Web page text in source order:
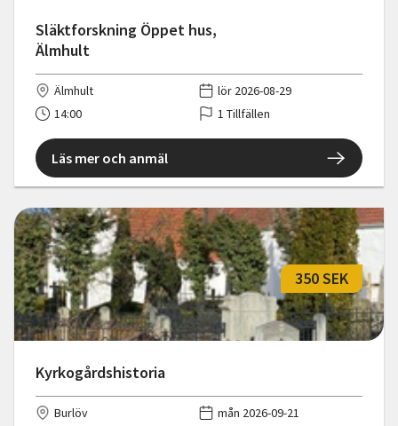
Släktforskning Öppet hus,
Älmhult
Älmhult
lör 2026-08-29
14:00
1 Tillfällen
Läs mer och anmäl
Kyrkogårdshistoria
350 SEK
Burlöv
mån 2026-09-21